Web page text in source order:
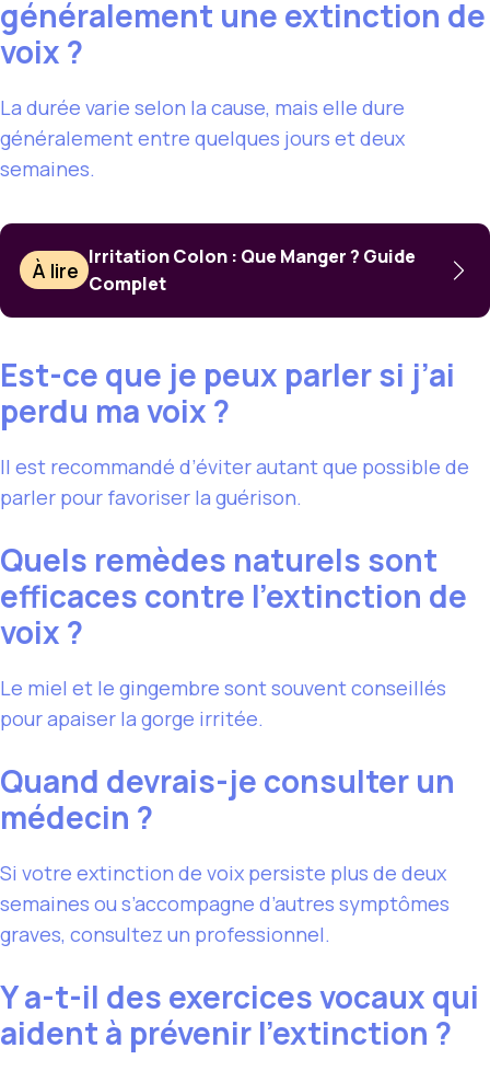
généralement une extinction de
voix ?
La durée varie selon la cause, mais elle dure
généralement entre quelques jours et deux
semaines.
À lire
Irritation Colon : Que Manger ? Guide
Complet
Est-ce que je peux parler si j’ai
perdu ma voix ?
Il est recommandé d’éviter autant que possible de
parler pour favoriser la guérison.
Quels remèdes naturels sont
efficaces contre l’extinction de
voix ?
Le miel et le gingembre sont souvent conseillés
pour apaiser la gorge irritée.
Quand devrais-je consulter un
médecin ?
Si votre extinction de voix persiste plus de deux
semaines ou s’accompagne d’autres symptômes
graves, consultez un professionnel.
Y a-t-il des exercices vocaux qui
aident à prévenir l’extinction ?